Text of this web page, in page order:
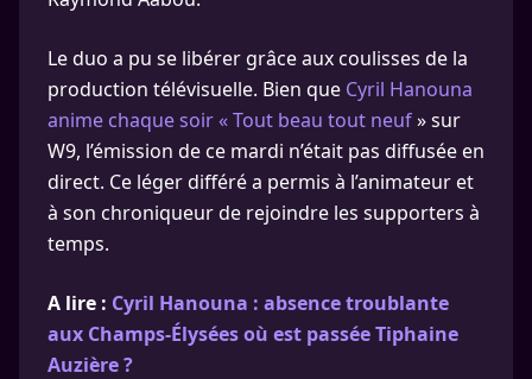
Le duo a pu se libérer grâce aux coulisses de la
production télévisuelle. Bien que Cyril Hanouna
anime chaque soir « Tout beau tout neuf» sur
W9, l’émission de ce mardi n’était pas diffusée en
direct. Ce léger différé a permis à l’animateur et
à son chroniqueur de rejoindre les supporters à
temps.
A lire : Cyril Hanouna : absence troublante
aux Champs-Élysées où est passée Tiphaine
Auzière ?